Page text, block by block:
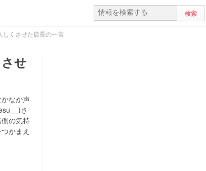
しくさせた店長の一言
せ
なか声
さ
の気持
かまえ